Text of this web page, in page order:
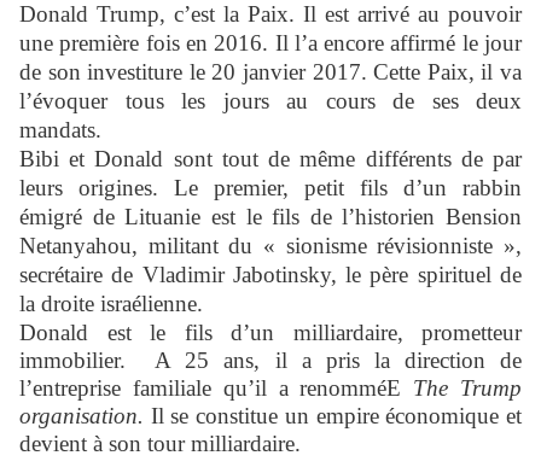
Donald Trump, c’est la Paix. Il est arrivé au pouvoir
une première fois en 2016. Il l’a encore affirmé le jour
de son investiture le 20 janvier 2017. Cette Paix, il va
l’évoquer tous les jours au cours de ses deux
mandats.
Bibi et Donald sont tout de même différents de par
leurs origines. Le premier, petit fils d’un rabbin
émigré de Lituanie est le fils de l’historien Bension
Netanyahou, militant du « sionisme révisionniste »,
secrétaire de Vladimir Jabotinsky, le père spirituel de
la droite israélienne.
Donald est le fils d’un milliardaire, prometteur
immobilier. A 25 ans, il a pris la direction de
l’entreprise familiale qu’il a renomméE The Trump
organisation. Il se constitue un empire économique et
devient à son tour milliardaire.